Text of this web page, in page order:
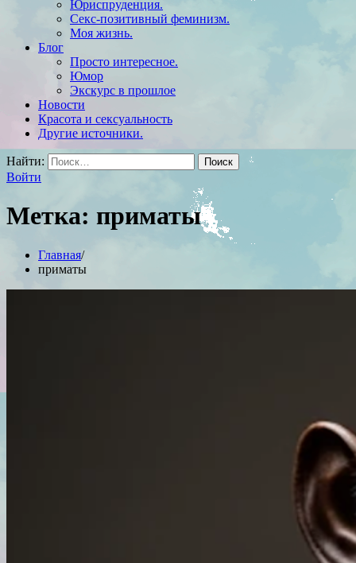
Юриспруденция.
Секс-позитивный феминизм.
Моя жизнь.
Блог
Просто интересное.
Юмор
Экскурс в прошлое
Новости
Красота и сексуальность
Другие источники.
Найти:
Войти
Метка: приматы
Главная
приматы